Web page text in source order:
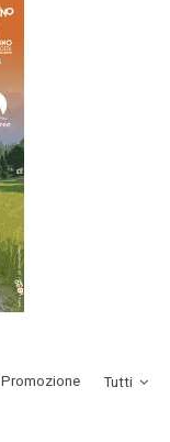
Tutti
­Promozione